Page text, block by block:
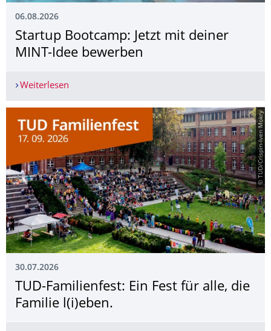
06.08.2026
­Startup Bootcamp: Jetzt mit deiner
MINT-Idee bewerben
Weiterlesen
© TUD/Crispin-Iven Mokry
30.07.2026
TUD-Familienfest: Ein Fest für alle, die
Familie l(i)eben.